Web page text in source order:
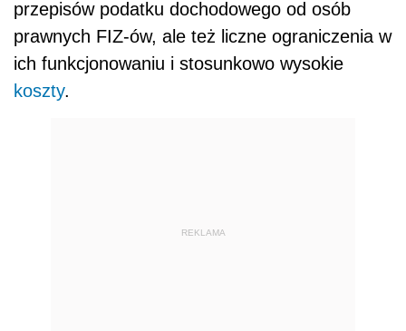
przepisów podatku dochodowego od osób
prawnych FIZ-ów, ale też liczne ograniczenia w
ich funkcjonowaniu i stosunkowo wysokie
koszty.
REKLAMA